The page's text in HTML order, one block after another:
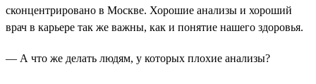
сконцентрировано в Москве. Хорошие анализы и хороший
врач в карьере так же важны, как и понятие нашего здоровья.
— А что же делать людям, у которых плохие анализы?